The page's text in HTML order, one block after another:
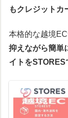
もクレジットカ
本格的な越境
抑えながら簡単
イトを